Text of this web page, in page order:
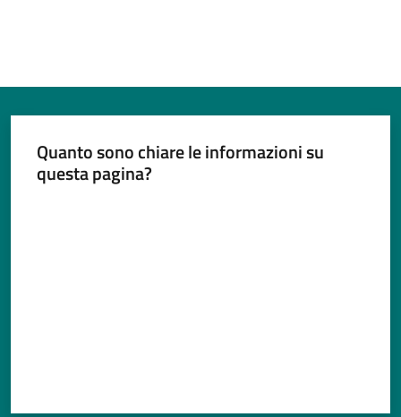
Quanto sono chiare le informazioni su
questa pagina?